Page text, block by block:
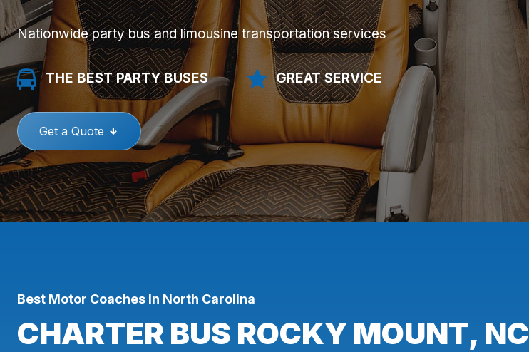
Nationwide party bus and limousine transportation services
THE BEST PARTY BUSES GREAT SERVICE
Get a Quote
Best Motor Coaches In North Carolina
CHARTER BUS ROCKY MOUNT, NC